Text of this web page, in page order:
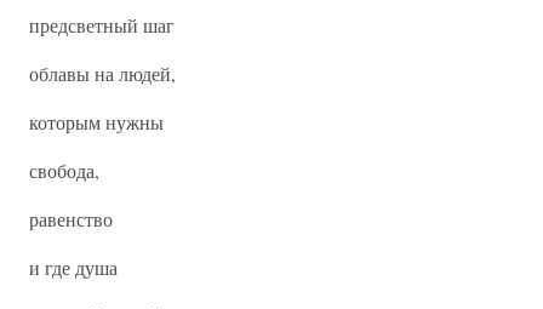
предсветный шаг
облавы на людей,
которым нужны
свобода,
равенство
и где душа